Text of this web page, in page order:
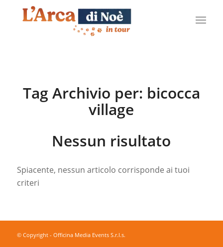
Tag Archivio per: bicocca
village
Nessun risultato
Spiacente, nessun articolo corrisponde ai tuoi
criteri
© Copyright - Officina Media Events S.r.l.s.